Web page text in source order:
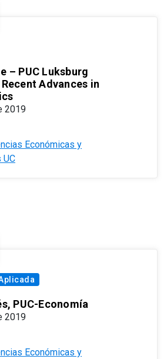
– PUC Luksburg
Advances in
2019
Económicas y
UC
PUC-Economía
2019
Económicas y